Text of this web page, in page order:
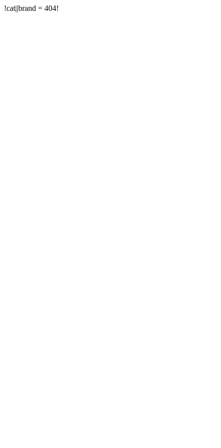
!cat||brand = 404!